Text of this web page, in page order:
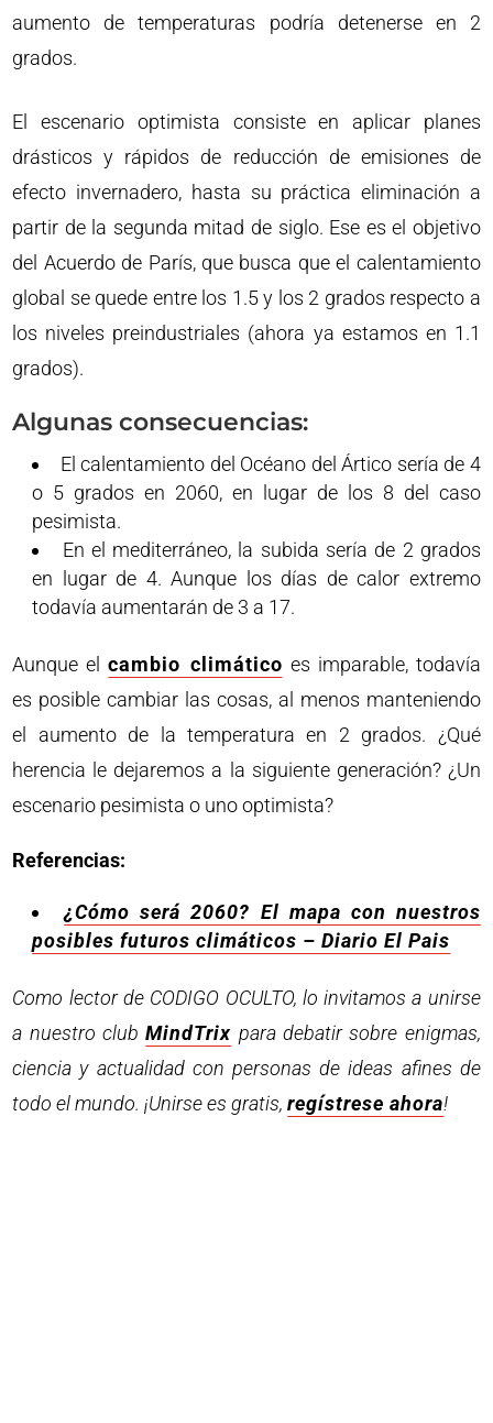
aumento de temperaturas podría detenerse en 2
grados.
El escenario optimista consiste en aplicar planes
drásticos y rápidos de reducción de emisiones de
efecto invernadero, hasta su práctica eliminación a
partir de la segunda mitad de siglo. Ese es el objetivo
del Acuerdo de París, que busca que el calentamiento
global se quede entre los 1.5 y los 2 grados respecto a
los niveles preindustriales (ahora ya estamos en 1.1
grados).
Algunas consecuencias:
El calentamiento del Océano del Ártico sería de 4
o 5 grados en 2060, en lugar de los 8 del caso
pesimista.
En el mediterráneo, la subida sería de 2 grados
en lugar de 4. Aunque los días de calor extremo
todavía aumentarán de 3 a 17.
Aunque elcambio climático es imparable, todavía
es posible cambiar las cosas, al menos manteniendo
el aumento de la temperatura en 2 grados. ¿Qué
herencia le dejaremos a la siguiente generación? ¿Un
escenario pesimista o uno optimista?
Referencias:
¿Cómo será 2060? El mapa con nuestros
posibles futuros climáticos – Diario El Pais
Como lector de CODIGO OCULTO, lo invitamos a unirse
a nuestro clubMindTrix para debatir sobre enigmas,
ciencia y actualidad con personas de ideas afines de
todo el mundo. ¡Unirse es gratis,regístrese ahora!